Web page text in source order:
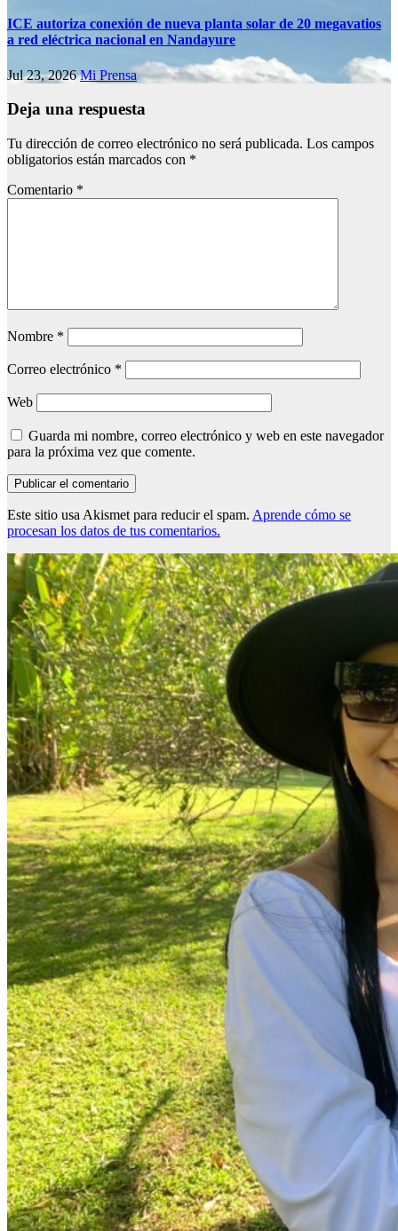
ICE autoriza conexión de nueva planta solar de 20 megavatios
a red eléctrica nacional en Nandayure
Jul 23, 2026Mi Prensa
Deja una respuesta
Tu dirección de correo electrónico no será publicada. Los campos
obligatorios están marcados con *
Comentario *
Nombre *
Correo electrónico *
Web
Guarda mi nombre, correo electrónico y web en este navegador
para la próxima vez que comente.
Este sitio usa Akismet para reducir el spam. Aprende cómo se
procesan los datos de tus comentarios.